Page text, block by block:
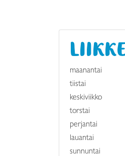
maanantai
tiistai
keskiviikko
torstai
perjantai
lauantai
sunnuntai